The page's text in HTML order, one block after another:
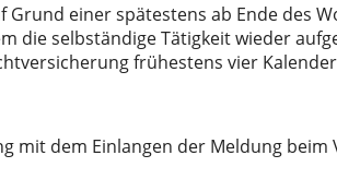
Grund einer spätestens ab Ende des
die selbständige Tätigkeit wieder
frühestens vier
mit dem Einlangen der Meldung beim